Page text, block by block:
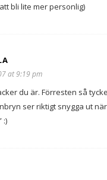
bli lite mer personlig)
at 9:19 pm
du är. Förresten så
ser riktigt snygga ut
:)